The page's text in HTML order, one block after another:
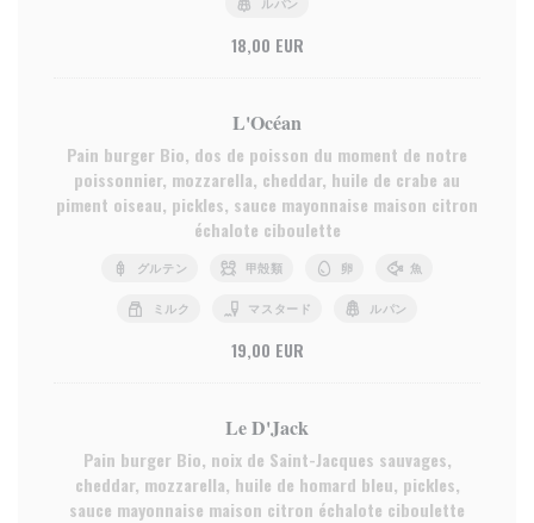
18,00 EUR
L'Océan
Pain burger Bio, dos de poisson du moment de notre
poissonnier, mozzarella, cheddar, huile de crabe au
piment oiseau, pickles, sauce mayonnaise maison citron
échalote ciboulette
グルテン 甲殻類 卵 魚
ミルク マスタード ルパン
19,00 EUR
Le D'Jack
Pain burger Bio, noix de Saint-Jacques sauvages,
cheddar, mozzarella, huile de homard bleu, pickles,
sauce mayonnaise maison citron échalote ciboulette